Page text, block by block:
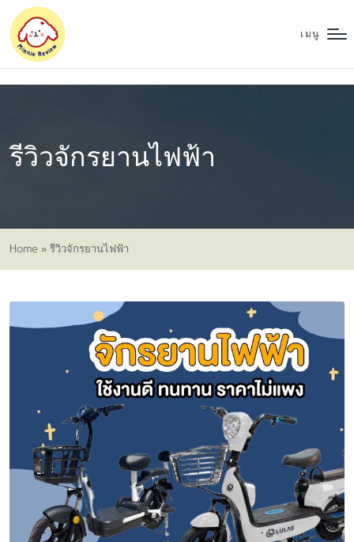
เมนู
รีวิวจักรยานไฟฟ้า
Home » รีวิวจักรยานไฟฟ้า